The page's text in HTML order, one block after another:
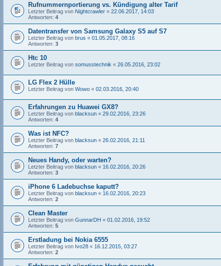
Rufnummernportierung vs. Kündigung alter Tarif
Letzter Beitrag von Nightcrawler « 22.06.2017, 14:03
Antworten: 4
Datentransfer von Samsung Galaxy S5 auf S7
Letzter Beitrag von brus « 01.05.2017, 08:16
Antworten: 3
Htc 10
Letzter Beitrag von somusstechnik « 26.05.2016, 23:02
LG Flex 2 Hülle
Letzter Beitrag von Wowo « 02.03.2016, 20:40
Erfahrungen zu Huawei GX8?
Letzter Beitrag von blacksun « 29.02.2016, 23:26
Antworten: 4
Was ist NFC?
Letzter Beitrag von blacksun « 26.02.2016, 21:11
Antworten: 7
Neues Handy, oder warten?
Letzter Beitrag von blacksun « 16.02.2016, 20:26
Antworten: 3
iPhone 6 Ladebuchse kaputt?
Letzter Beitrag von blacksun « 16.02.2016, 20:23
Antworten: 2
Clean Master
Letzter Beitrag von GunnarDH « 01.02.2016, 19:52
Antworten: 5
Erstladung bei Nokia 6555
Letzter Beitrag von Ivo28 « 16.12.2015, 03:27
Antworten: 2